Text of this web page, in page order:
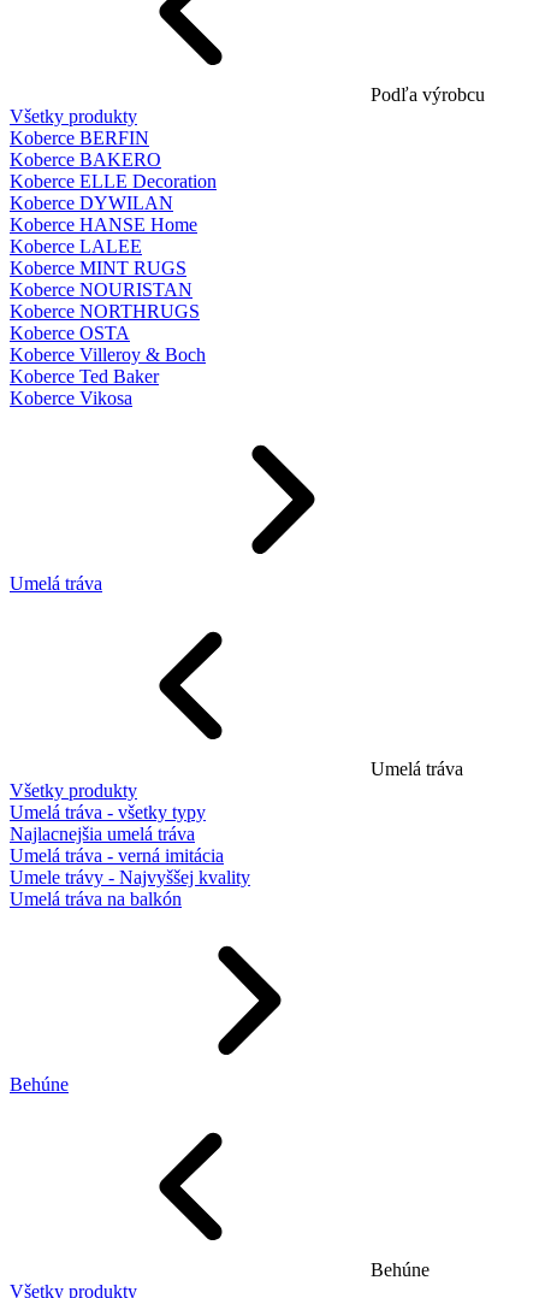
Podľa výrobcu
Všetky produkty
Koberce BERFIN
Koberce BAKERO
Koberce ELLE Decoration
Koberce DYWILAN
Koberce HANSE Home
Koberce LALEE
Koberce MINT RUGS
Koberce NOURISTAN
Koberce NORTHRUGS
Koberce OSTA
Koberce Villeroy & Boch
Koberce Ted Baker
Koberce Vikosa
Umelá tráva
Umelá tráva
Všetky produkty
Umelá tráva - všetky typy
Najlacnejšia umelá tráva
Umelá tráva - verná imitácia
Umele trávy - Najvyššej kvality
Umelá tráva na balkón
Behúne
Behúne
Všetky produkty